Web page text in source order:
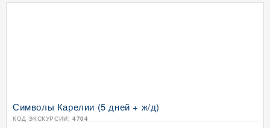
Символы Карелии (5 дней + ж/д)
КОД ЭКСКУРСИИ: 4704